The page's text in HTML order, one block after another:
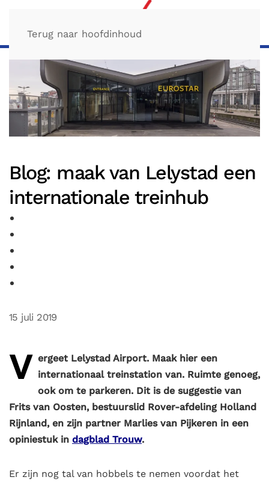
Terug naar hoofdinhoud
Blog: maak van Lelystad een
internationale treinhub
15 juli 2019
V ergeet Lelystad Airport. Maak hier een
internationaal treinstation van. Ruimte genoeg,
ook om te parkeren. Dit is de suggestie van
Frits van Oosten, bestuurslid Rover-afdeling Holland
Rijnland, en zijn partner Marlies van Pijkeren in een
opiniestuk in dagblad Trouw.
Er zijn nog tal van hobbels te nemen voordat het